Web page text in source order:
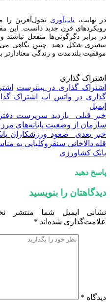
در نهایت،تاب‌آوری تحول‌آفرین را
رویکردهای قرن جدید دانست. این
در برابر دگرگونی‌ها منفعل نباشند
بیشتری شکل دهند. چنین نگاهی
موفقیت بلندمدت و زندگی معنادارتر
اشتراک گذاری
اشتراک گذاری در پینترست
گذاری در واتس اپ
اشتراک
ایمیل
خبر قبلی
بازدید سرپرست
سازمان از وضعیت پایانه‌های
خبر بعدی
صعود ورزشکاران
قله دالاخانی سنقروکلیایی به
بانک کشاورزی
پاسخ دهید
دیدگاهتان را بنویسید
نشانی ایمیل شما منتشر
علامت‌گذاری شده‌اند *
دیدگاه *